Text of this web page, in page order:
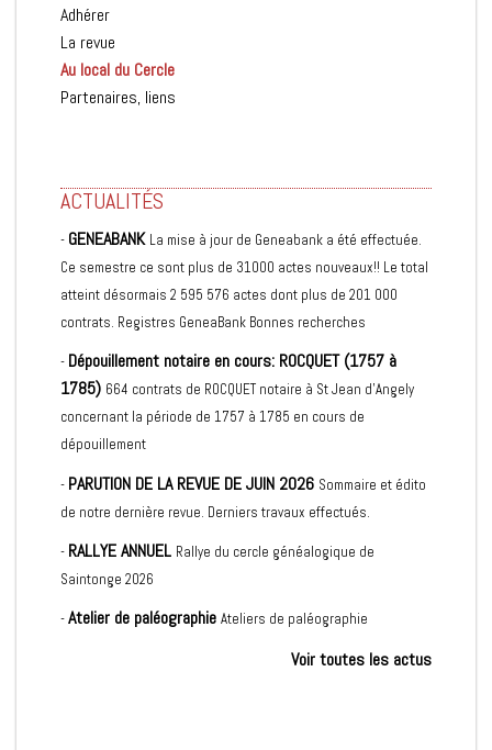
Adhérer
La revue
Au local du Cercle
Partenaires, liens
ACTUALITÉS
- GENEABANK La mise à jour de Geneabank a été effectuée.
Ce semestre ce sont plus de 31000 actes nouveaux!! Le total
atteint désormais 2 595 576 actes dont plus de 201 000
contrats. Registres GeneaBank Bonnes recherches
- Dépouillement notaire en cours: ROCQUET (1757 à
1785) 664 contrats de ROCQUET notaire à St Jean d'Angely
concernant la période de 1757 à 1785 en cours de
dépouillement
- PARUTION DE LA REVUE DE JUIN 2026 Sommaire et édito
de notre dernière revue. Derniers travaux effectués.
- RALLYE ANNUEL Rallye du cercle généalogique de
Saintonge 2026
-Atelier de paléographie Ateliers de paléographie
Voir toutes les actus